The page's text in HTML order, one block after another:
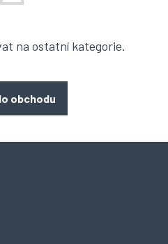
na ostatní kategorie.
obchodu